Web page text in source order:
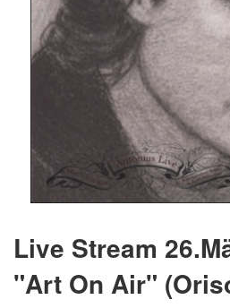
Live Stream
"Art On Air"